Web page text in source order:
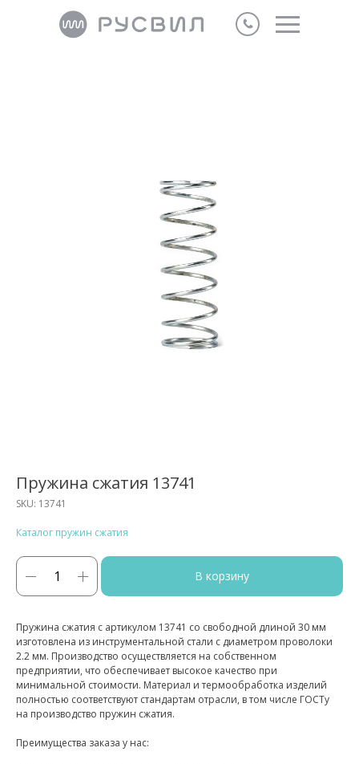
Пружина сжатия 13741
SKU: 13741
Каталог пружин сжатия
В корзину
Пружина сжатия с артикулом 13741 со свободной длиной 30 мм
изготовлена из инструментальной стали с диаметром проволоки
2.2 мм. Производство осуществляется на собственном
предприятии, что обеспечивает высокое качество при
минимальной стоимости. Материал и термообработка изделий
полностью соответствуют стандартам отрасли, в том числе ГОСТу
на производство пружин сжатия.
Преимущества заказа у нас: